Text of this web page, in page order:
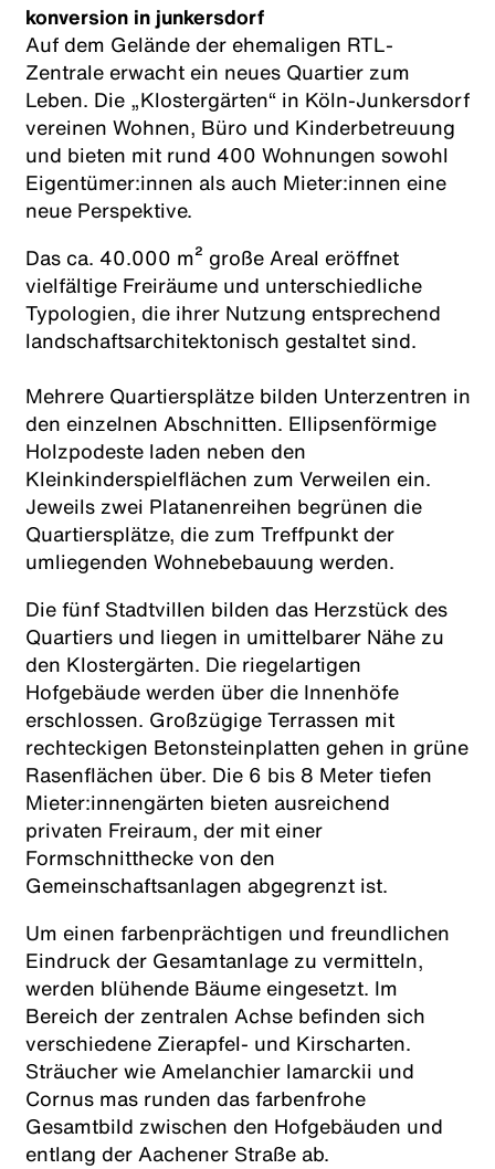
konversion in junkersdorf
Auf dem Gelände der ehemaligen RTL-
Zentrale erwacht ein neues Quartier zum
Leben. Die „Klostergärten“ in Köln-Junkersdorf
vereinen Wohnen, Büro und Kinderbetreuung
und bieten mit rund 400 Wohnungen sowohl
Eigentümer:innen als auch Mieter:innen eine
neue Perspektive.
Das ca. 40.000 m² große Areal eröffnet
vielfältige Freiräume und unterschiedliche
Typologien, die ihrer Nutzung entsprechend
landschaftsarchitektonisch gestaltet sind.
Mehrere Quartiersplätze bilden Unterzentren in
den einzelnen Abschnitten. Ellipsenförmige
Holzpodeste laden neben den
Kleinkinderspielflächen zum Verweilen ein.
Jeweils zwei Platanenreihen begrünen die
Quartiersplätze, die zum Treffpunkt der
umliegenden Wohnebebauung werden.
Die fünf Stadtvillen bilden das Herzstück des
Quartiers und liegen in umittelbarer Nähe zu
den Klostergärten. Die riegelartigen
Hofgebäude werden über die Innenhöfe
erschlossen. Großzügige Terrassen mit
rechteckigen Betonsteinplatten gehen in grüne
Rasenflächen über. Die 6 bis 8 Meter tiefen
Mieter:innengärten bieten ausreichend
privaten Freiraum, der mit einer
Formschnitthecke von den
Gemeinschaftsanlagen abgegrenzt ist.
Um einen farbenprächtigen und freundlichen
Eindruck der Gesamtanlage zu vermitteln,
werden blühende Bäume eingesetzt. Im
Bereich der zentralen Achse befinden sich
verschiedene Zierapfel- und Kirscharten.
Sträucher wie Amelanchier lamarckii und
Cornus mas runden das farbenfrohe
Gesamtbild zwischen den Hofgebäuden und
entlang der Aachener Straße ab.